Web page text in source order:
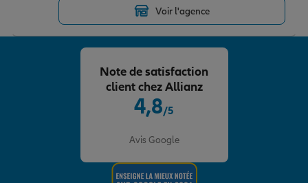
Voir l'agence
4,8/5
Avis Google
Note de satisfaction
client chez Allianz